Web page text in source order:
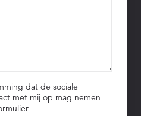
dat de sociale
met mij op mag nemen